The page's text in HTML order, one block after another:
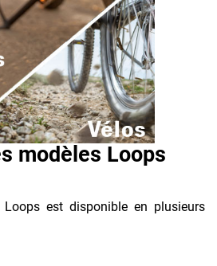
modèles Loops
est disponible en plusieurs